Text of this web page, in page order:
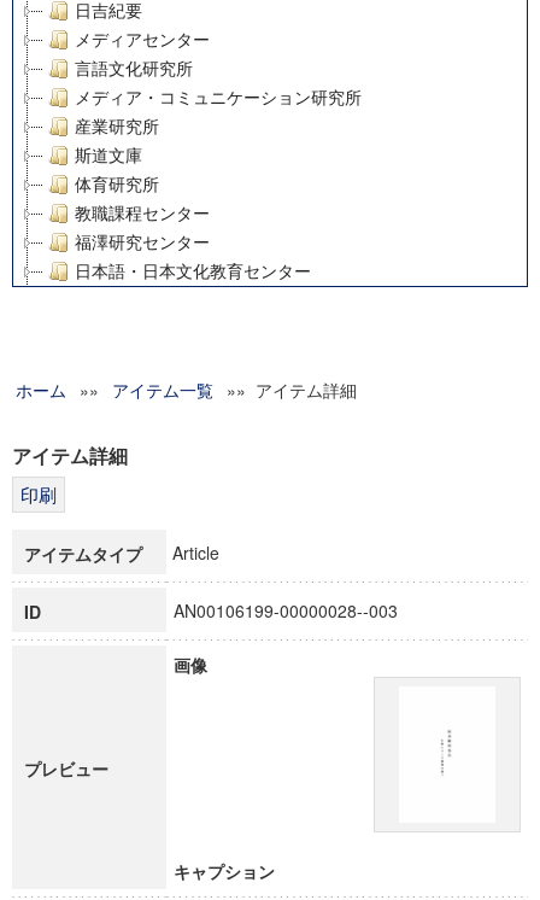
日吉紀要
メディアセンター
言語文化研究所
メディア・コミュニケーション研究所
産業研究所
斯道文庫
体育研究所
教職課程センター
福澤研究センター
日本語・日本文化教育センター
グローバルリサーチインスティテュート
科学研究費補助金研究成果報告書
博士課程教育リーディングプログラム「超成熟社会発展のサ
ホーム »» アイテム一覧 »» アイテム詳細
アイテム詳細
アイテムタイプ Article
ID AN00106199-00000028--003
プレビュー
画像
キャプション